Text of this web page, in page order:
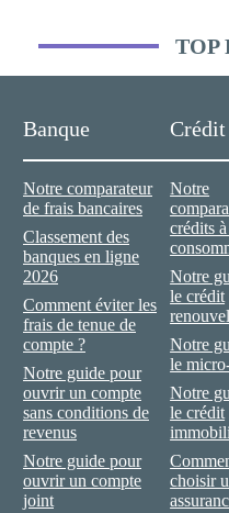
TOP
Banque
Notre comparateur
de frais bancaires
Classement des
banques en ligne
2026
Comment éviter les
frais de tenue de
compte ?
Notre guide pour
ouvrir un compte
sans conditions de
revenus
Notre guide pour
ouvrir un compte
joint
Crédit
Notre
crédits
Notre
le crédit
Notre
le
Notre
le crédit
choisir